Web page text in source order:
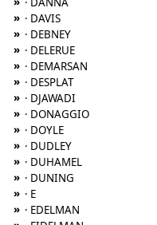
» · DAVIS
» · DEBNEY
» · DELERUE
» · DEMARSAN
» · DESPLAT
» · DJAWADI
» · DONAGGIO
» · DOYLE
» · DUDLEY
» · DUHAMEL
» · DUNING
» · E
» · EDELMAN